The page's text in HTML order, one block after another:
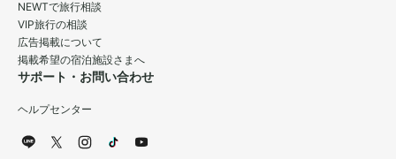
NEWTで旅行相談
VIP旅行の相談
広告掲載について
掲載希望の宿泊施設さまへ
サポート・お問い合わせ
ヘルプセンター